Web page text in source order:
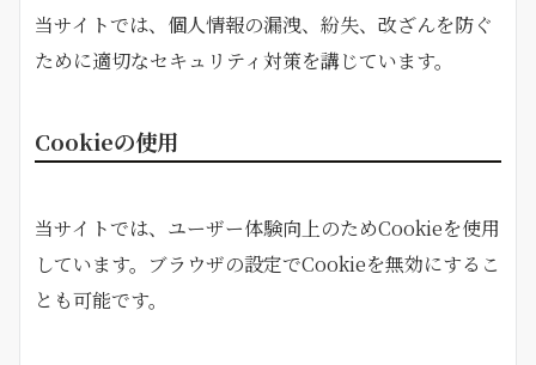
当サイトでは、個人情報の漏洩、紛失、改ざんを防ぐ
ために適切なセキュリティ対策を講じています。
Cookieの使用
当サイトでは、ユーザー体験向上のためCookieを使用
しています。ブラウザの設定でCookieを無効にするこ
とも可能です。